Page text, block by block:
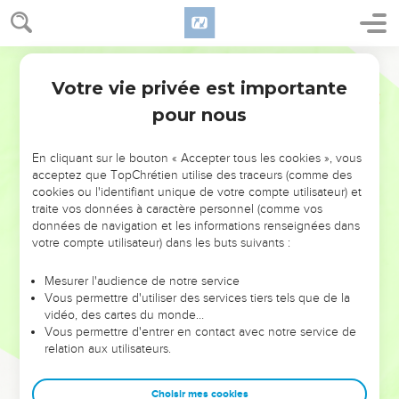
NE MANQUEZ PAS L’ÉVÉNEMENT
DE L’ANNÉE !
ET SI LEURS ERREURS POUVAIENT VOUS ÉVITER LES
VOTRES ?
leur foi ou leur vision. Mais on voit moins les doutes, les erreurs
et les saisons difficiles qu'ils ont traversés, alors même que ce
sont elles qui les ont façonnés.
Dans cette conférence, leaders, entrepreneurs, et responsables
clés pour avancer avec plus de sagesse afin que leurs erreurs
Votre vie privée est importante
pour nous
En cliquant sur le bouton « Accepter tous les cookies », vous
acceptez que TopChrétien utilise des traceurs (comme des
cookies ou l'identifiant unique de votre compte utilisateur) et
traite vos données à caractère personnel (comme vos
données de navigation et les informations renseignées dans
votre compte utilisateur) dans les buts suivants :
Mesurer l'audience de notre service
Vous permettre d'utiliser des services tiers tels que de la
vidéo, des cartes du monde…
Vous permettre d'entrer en contact avec notre service de
relation aux utilisateurs.
Choisir mes cookies